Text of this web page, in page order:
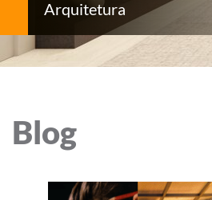
Arquitetura
Blog